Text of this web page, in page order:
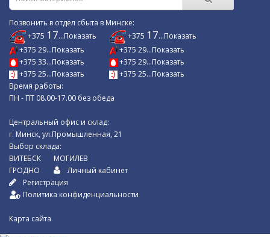
Позвонить в отдел сбыта в Минске:
+375 17...Показать
+375 29...Показать
+375 33...Показать
+375 25...Показать
+375 17...Показать
+375 29...Показать
+375 29...Показать
+375 25...Показать
Время работы:
ПН - ПТ 08.00-17.00 без обеда
Центральный офис и склад:
г. Минск, ул.Промышленная, 21
Выбор склада:
ВИТЕБСК
ГРОДНО
МОГИЛЕВ
Личный кабинет
Регистрация
Политика конфиденциальности
Карта сайта